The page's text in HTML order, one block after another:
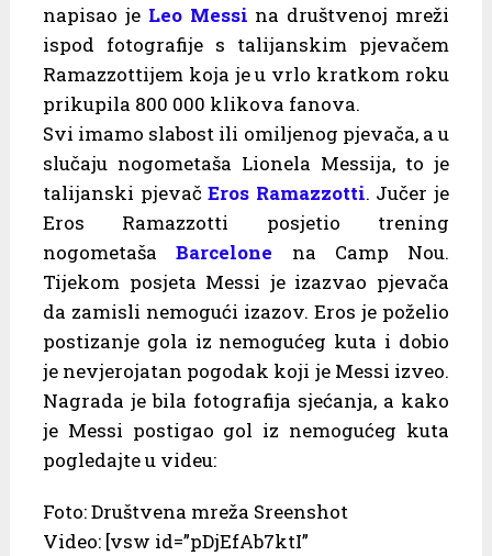
napisao je Leo Messi na društvenoj mreži
ispod fotografije s talijanskim pjevačem
Ramazzottijem koja je u vrlo kratkom roku
prikupila 800 000 klikova fanova.
Svi imamo slabost ili omiljenog pjevača, a u
slučaju nogometaša Lionela Messija, to je
talijanski pjevačEros Ramazzotti. Jučer je
Eros Ramazzotti posjetio trening
nogometašaBarcelone na Camp Nou.
Tijekom posjeta Messi je izazvao pjevača
da zamisli nemogući izazov. Eros je poželio
postizanje gola iz nemogućeg kuta i dobio
je nevjerojatan pogodak koji je Messi izveo.
Nagrada je bila fotografija sjećanja, a kako
je Messi postigao gol iz nemogućeg kuta
pogledajte u videu:
Foto: Društvena mreža Sreenshot
Video: [vsw id=”pDjEfAb7ktI”